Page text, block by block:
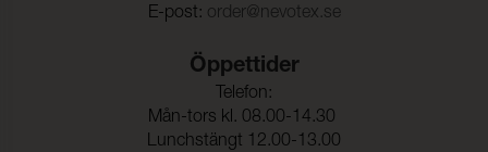
E-post: order@nevotex.se
Öppettider
Telefon:
Mån-tors kl. 08.00-14.30
Lunchstängt 12.00-13.00